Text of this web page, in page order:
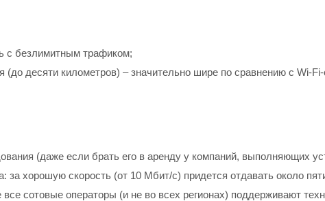
с безлимитным трафиком;
десяти километров) – значительно шире по сравнению с Wi-Fi-
(даже если брать его в аренду у компаний, выполняющих
за хорошую скорость (от 10 Мбит/с) придется отдавать около
сотовые операторы (и не во всех регионах) поддерживают